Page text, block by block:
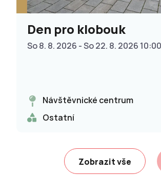
Den pro klobouk
So 8. 8. 2026 - So 22. 8. 2026 10:00
Návštěvnické centrum
Ostatní
Zobrazit vše